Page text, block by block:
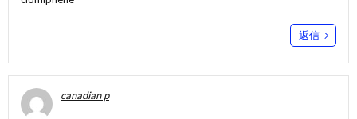
返信
canadian p